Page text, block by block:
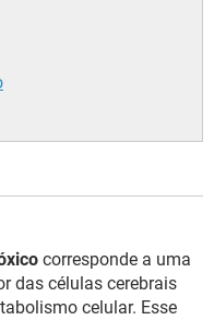
corresponde a uma
das células cerebrais
celular. Esse